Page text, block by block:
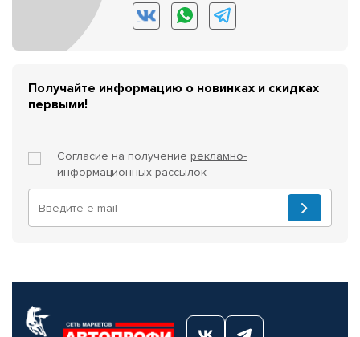
Получайте информацию о новинках и скидках
первыми!
Согласие на получение рекламно-
информационных рассылок